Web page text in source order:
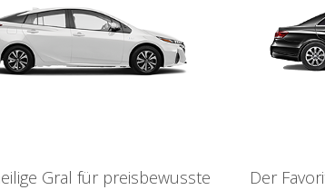
Gral für preisbewusste
Der